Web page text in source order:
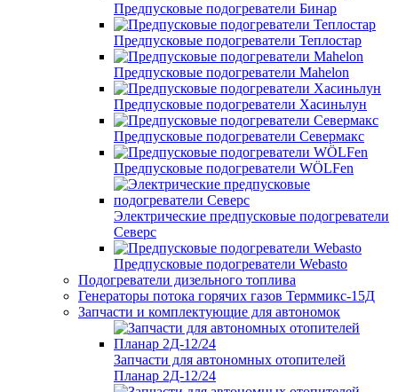
Предпусковые подогреватели Бинар
Предпусковые подогреватели Теплостар
Предпусковые подогреватели Mahelon
Предпусковые подогреватели Хасиньлун
Предпусковые подогреватели Севермакс
Предпусковые подогреватели WÖLFen
Электрические предпусковые подогреватели
Северс
Предпусковые подогреватели Webasto
Подогреватели дизельного топлива
Генераторы потока горячих газов Терммикс-15Д
Запчасти и комплектующие для автономок
Запчасти для автономных отопителей
Планар 2Д-12/24